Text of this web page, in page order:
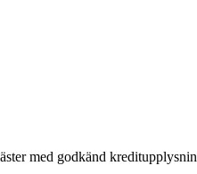
med godkänd